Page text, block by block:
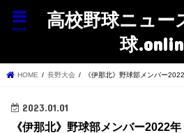
高校野球ニュー
球
menu
HOME 長野大会 《伊那北》野球部メンバー
2023.01.01
《伊那北》野球部メンバー2022年